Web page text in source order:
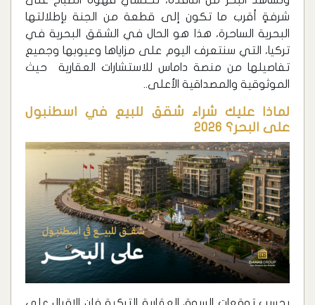
شرفةٍ أقرب ما تكون إلى قطعة من الجنة بإطلالتها
البحرية الساحرة، هذا هو الحال في الشقق البحرية في
تركيا، التي سنتعرف اليوم على مزاياها وعيوبها وجميع
تفاصيلها من منصة داماس للاستشارات العقارية حيث
الموثوقية والمصداقية الأعلى..
لماذا عليك شراء شقق للبيع في اسطنبول
على البحر؟ 2026